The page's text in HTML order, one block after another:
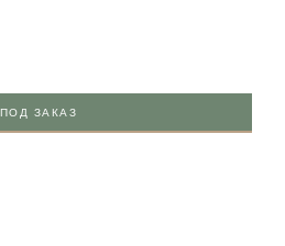
ПОД ЗАКАЗ